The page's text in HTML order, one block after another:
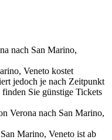
nach San Marino,
Veneto kostet
jedoch je nach Zeitpunkt
Sie günstige Tickets
Verona nach San Marino,
Marino, Veneto ist ab